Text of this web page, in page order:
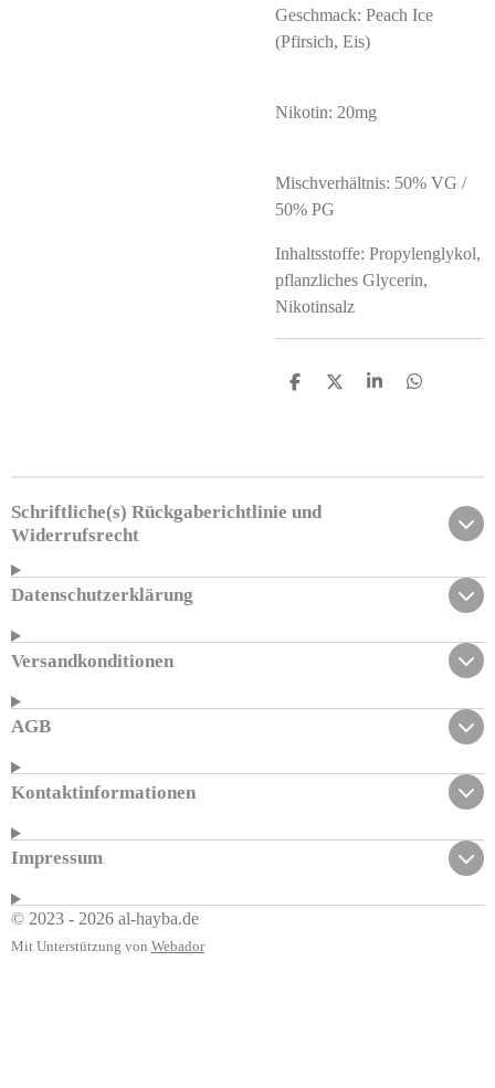
Geschmack: Peach Ice
(Pfirsich, Eis)
Nikotin: 20mg
Mischverhältnis: 50% VG /
50% PG
Inhaltsstoffe: Propylenglykol,
pflanzliches Glycerin,
Nikotinsalz
T
n
T
n
T
n
T
n
Schriftliche(s) Rückgaberichtlinie und
Widerrufsrecht
Datenschutzerklärung
Versandkonditionen
AGB
Kontaktinformationen
Impressum
© 2023 - 2026 al-hayba.de
Mit Unterstützung von Webador